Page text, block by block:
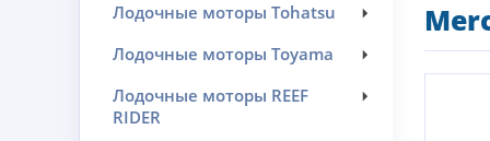
Лодочные моторы Tohatsu
Лодочные моторы Toyama
Лодочные моторы REEF
RIDER